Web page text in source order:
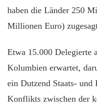
haben die Länder 250
Millionen Euro)
Etwa 15.000 Delegierte
Kolumbien erwartet,
ein Dutzend Staats- und
Konflikts zwischen der